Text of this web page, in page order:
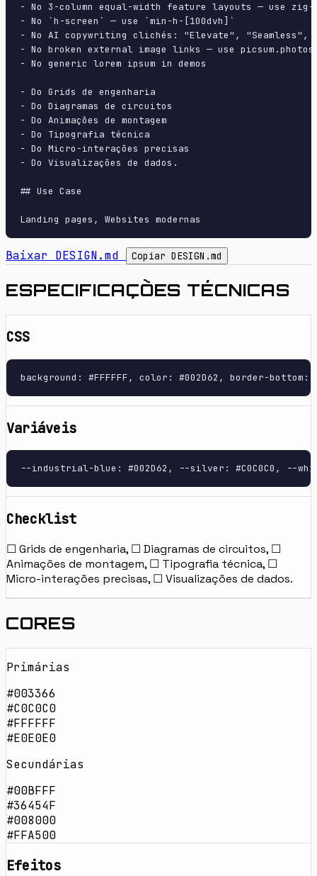
- No 3-column equal-width feature layouts — use zig-
- No `h-screen` — use `min-h-[100dvh]`
- No AI copywriting clichés: "Elevate", "Seamless",
- No broken external image links — use
- No generic lorem ipsum in demos
- Do Grids de engenharia
- Do Diagramas de circuitos
- Do Animações de montagem
- Do Tipografia técnica
- Do Micro-interações precisas
- Do Visualizações de dados.
## Use Case
Baixar DESIGN.md Copiar DESIGN.md
ESPECIFICAÇÕES TÉCNICAS
CSS
background: #FFFFFF, color: #002D62, border-
Variáveis
--industrial-blue: #002D62, --silver: #C0C0C0, --
Checklist
☐ Grids de engenharia, ☐ Diagramas de circuitos, ☐
Animações de montagem, ☐ Tipografia técnica, ☐
Micro-interações precisas, ☐ Visualizações de dados.
CORES
Primárias
#003366
#C0C0C0
#FFFFFF
#E0E0E0
Secundárias
#00BFFF
#36454F
#008000
#FFA500
Efeitos